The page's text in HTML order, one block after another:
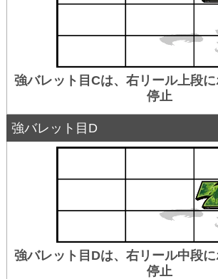
強バレット目Cは、右リール上段
停止
強バレット目D
強バレット目Dは、右リール中段
停止